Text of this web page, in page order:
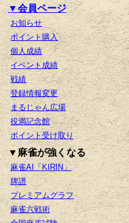
▼会員ページ
お知らせ
ポイント購入
個人成績
イベント成績
戦績
登録情報変更
まるじゃん広場
役満記念館
ポイント受け取り
▼麻雀が強くなる
麻雀AI「KIRIN」
牌譜
プレミアムグラフ
麻雀六戦術